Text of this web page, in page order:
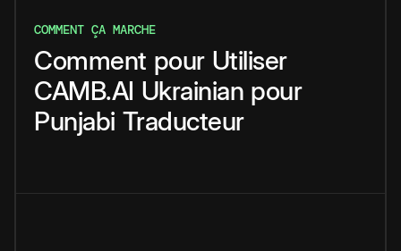
COMMENT ÇA MARCHE
Comment pour Utiliser
CAMB.AI Ukrainian pour
Punjabi Traducteur